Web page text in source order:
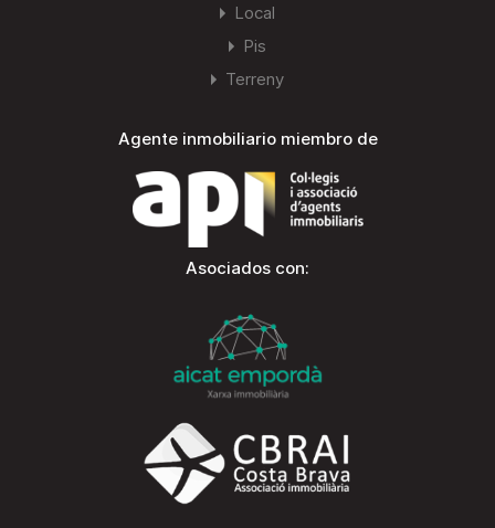
Local
Pis
Terreny
Agente inmobiliario miembro de
Asociados con: